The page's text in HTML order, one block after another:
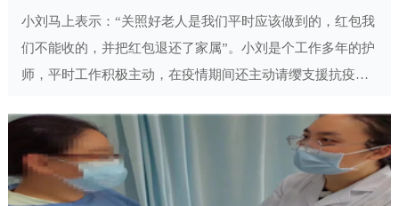
1
小刘马上表示：“关照好老人是我们平时应该做到的，红包我
们不能收的，并把红包退还了家属”。小刘是个工作多年的护
师，平时工作积极主动，在疫情期间还主动请缨支援抗疫一
士！